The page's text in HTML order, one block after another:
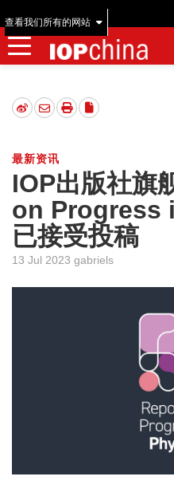
查看我们所有的网站
最新资讯
IOP出版社旗
on Progress
已接受投稿
13 Jul 2023 gabriels